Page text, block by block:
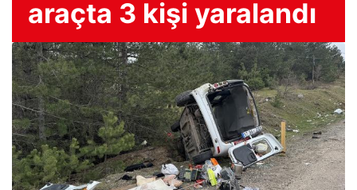
araçta 3 kişi yaralandı